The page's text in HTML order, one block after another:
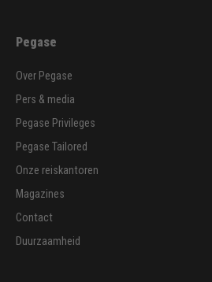
Pegase
Over Pegase
Pers & media
Pegase Privileges
Pegase Tailored
Onze reiskantoren
Magazines
Contact
Duurzaamheid